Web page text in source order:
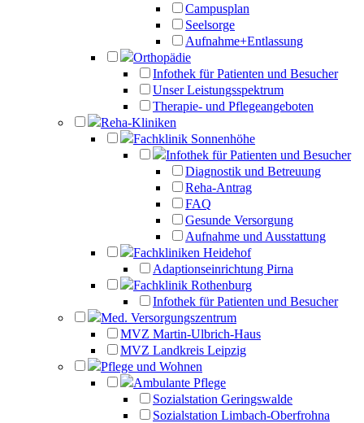
Campusplan
Seelsorge
Aufnahme+Entlassung
Orthopädie
Infothek für Patienten und Besucher
Unser Leistungsspektrum
Therapie- und Pflegeangeboten
Reha-Kliniken
Fachklinik Sonnenhöhe
Infothek für Patienten und Besucher
Diagnostik und Betreuung
Reha-Antrag
FAQ
Gesunde Versorgung
Aufnahme und Ausstattung
Fachkliniken Heidehof
Adaptionseinrichtung Pirna
Fachklinik Rothenburg
Infothek für Patienten und Besucher
Med. Versorgungszentrum
MVZ Martin-Ulbrich-Haus
MVZ Landkreis Leipzig
Pflege und Wohnen
Ambulante Pflege
Sozialstation Geringswalde
Sozialstation Limbach-Oberfrohna